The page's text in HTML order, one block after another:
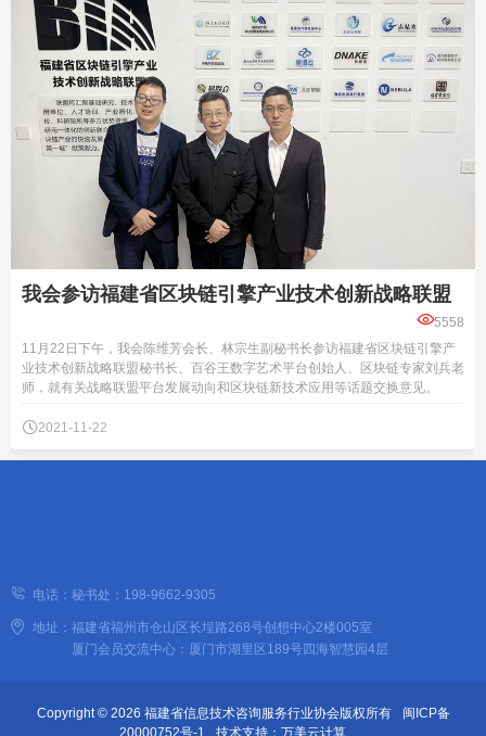
我会参访福建省区块链引擎产业技术创新战略联盟
5558
11月22日下午，我会陈维芳会长、林宗生副秘书长参访福建省区块链引擎产
业技术创新战略联盟秘书长、百谷王数字艺术平台创始人、区块链专家刘兵老
师，就有关战略联盟平台发展动向和区块链新技术应用等话题交换意见。
2021-11-22
电话：秘书处： 198-9662-9305
地址：福建省福州市仓山区长埕路268号创想中心2楼005室
厦门会员交流中心：厦门市湖里区189号四海智慧园4层
Copyright © 2026 福建省信息技术咨询服务行业协会版权所有
闽ICP备
20000752号-1
技术支持： 万美云计算